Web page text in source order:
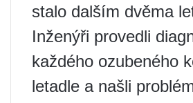
stalo dalším dvěma
Inženýři provedli
každého ozubeného
letadle a našli